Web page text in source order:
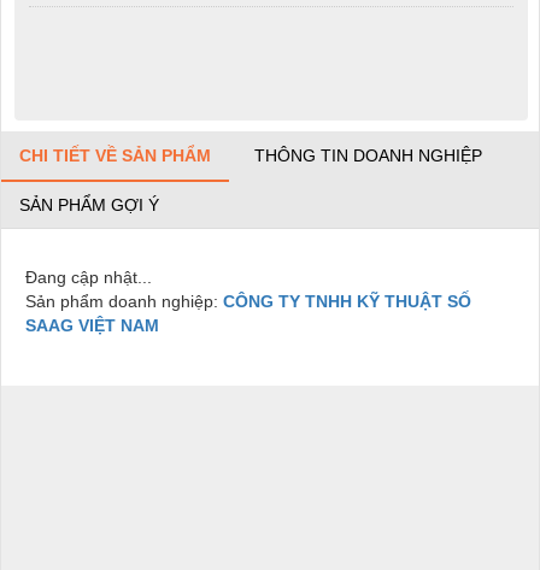
CHI TIẾT VỀ SẢN PHẨM THÔNG TIN DOANH NGHIỆP
SẢN PHẨM GỢI Ý
Đang cập nhật...
Sản phẩm doanh nghiệp: CÔNG TY TNHH KỸ THUẬT SỐ
SAAG VIỆT NAM